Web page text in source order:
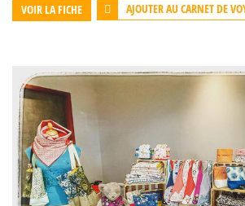
VOIR LA FICHE AJOUTER AU CARNET DE